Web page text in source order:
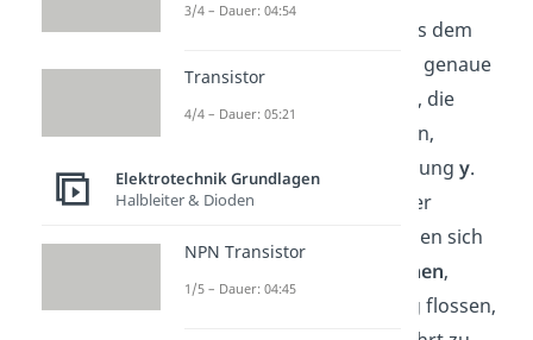
Beim Austritt der Platte aus dem
Magnetfeld, geschieht das genaue
Gegenteil. Jene Elektronen, die
flossen,
bewegen sich jetzt in Richtung y.
Aufgrund der Erhaltung der
bewegen sich
Elektronen,
Richtung flossen,
3/4 – Dauer: 04:54
Transistor
4/4 – Dauer: 05:21
Elektrotechnik Grundlagen
Halbleiter & Dioden
NPN Transistor
1/5 – Dauer: 04:45